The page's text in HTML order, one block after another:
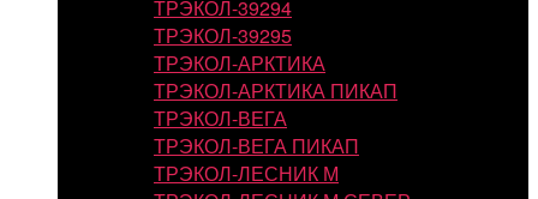
ТРЭКОЛ-39294
ТРЭКОЛ-39295
ТРЭКОЛ-АРКТИКА
ТРЭКОЛ-АРКТИКА ПИКАП
ТРЭКОЛ-ВЕГА
ТРЭКОЛ-ВЕГА ПИКАП
ТРЭКОЛ-ЛЕСНИК М